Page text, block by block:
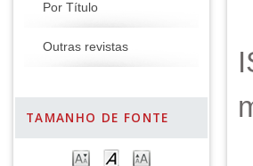
Por Título
Outras revistas
TAMANHO DE FONTE